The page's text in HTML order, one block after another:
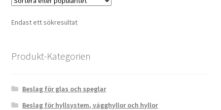
Endast ett sökresultat
Produkt-Kategorien
Beslag för glas och speglar
Beslag för hyllsystem, vägghyllor och hyllor